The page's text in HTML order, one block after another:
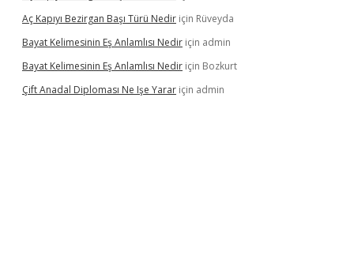
Aç Kapıyı Bezirgan Başı Türü Nedir için Rüveyda
Bayat Kelimesinin Eş Anlamlısı Nedir için admin
Bayat Kelimesinin Eş Anlamlısı Nedir için Bozkurt
Çift Anadal Diploması Ne Işe Yarar için admin